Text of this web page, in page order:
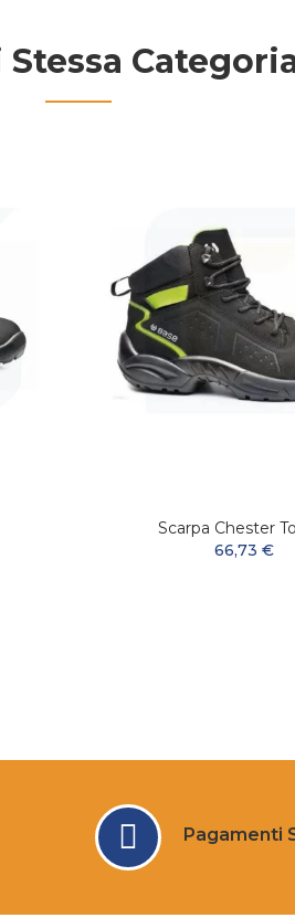
Scarpa Chester
66,73 €
Pagamenti